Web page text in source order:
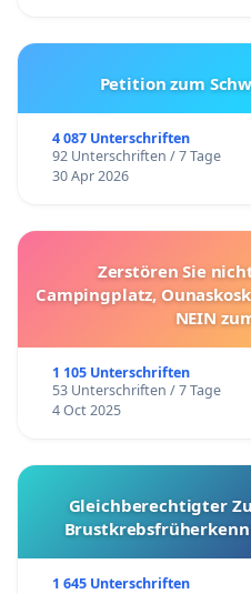
Petition zum
4 087 Unterschriften
92 Unterschriften / 7 Tage
30 Apr 2026
Zerstören Sie
Campingplatz,
NEIN
1 105 Unterschriften
53 Unterschriften / 7 Tage
4 Oct 2025
Gleichberechtigter
1 645 Unterschriften